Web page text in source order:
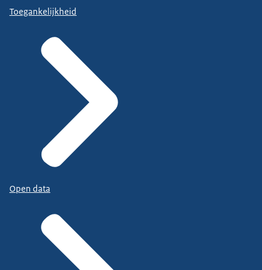
Toegankelijkheid
Open data